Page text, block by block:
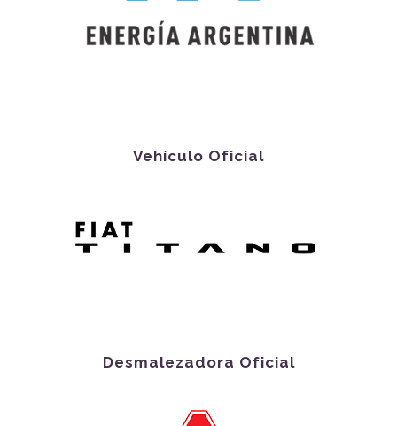
Vehículo Oficial
Desmalezadora Oficial